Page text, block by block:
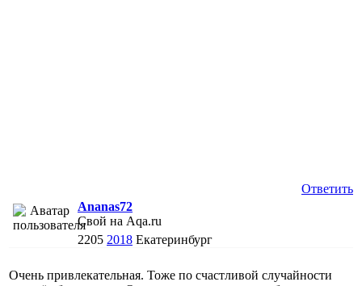
Ответить
Ananas72
Свой на Aqa.ru
2205 2018 Екатеринбург
Очень привлекательная. Тоже по счастливой случайности